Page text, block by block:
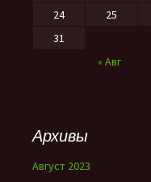
« Авг
24
25
31
Архивы
Август 2023